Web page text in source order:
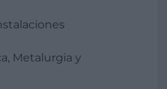
Metalurgia y